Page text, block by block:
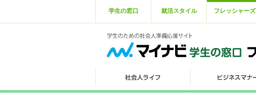
学生の窓口 就活スタイル フレッシャーズ